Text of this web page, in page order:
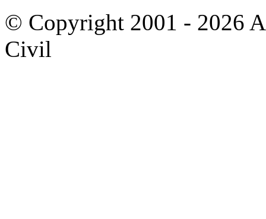
© Copyright 2001 - 2026
Civil